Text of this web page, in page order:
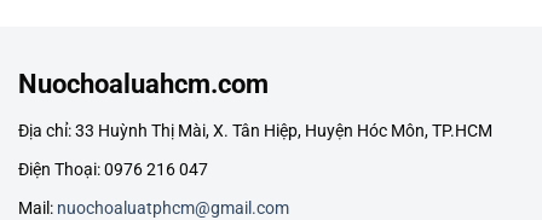
Nuochoaluahcm.com
Địa chỉ: 33 Huỳnh Thị Mài, X. Tân Hiệp, Huyện Hóc Môn, TP.HCM
Điện Thoại: 0976 216 047
Mail: nuochoaluatphcm@gmail.com